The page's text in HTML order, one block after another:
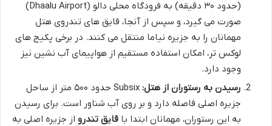
(حدود ۳۰ دقیقه) به فرودگاه محلی دالو (Dhaalu Airport)
صورت می گیرد، و سپس از آنجا، قایق های تندروی هتل
مهمانان را به جزیره نیاما منتقل می کنند. در برخی پکیج های
لوکس تر، امکان استفاده مستقیم از هواپیمای آب نشین نیز
وجود دارد.
رسیدن به رستوران از هتل:
Subsix حدود ۵۰۰ متر از ساحل
جزیره اصلی فاصله دارد و بر روی آب شناور است. برای رسیدن
به این رستوران، مهمانان ابتدا با قایق تندرو از جزیره اصلی به